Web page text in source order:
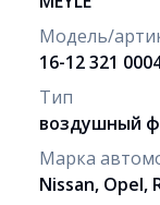
Модель/
16-12 321
Тип
воздушный
Марка
Nissan, Opel,